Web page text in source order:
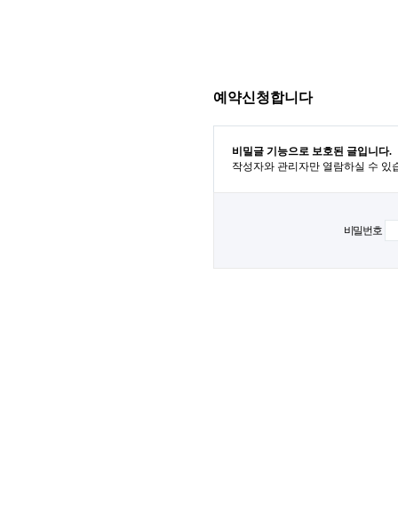
예약신청합니다
비밀글 기능으로 보호된 글입니다.
작성자와 관리자만 열람하실 수 있
비밀번호